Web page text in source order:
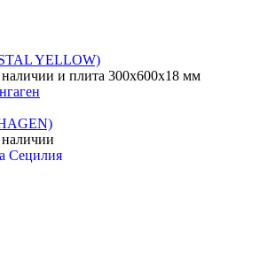
YELLOW)
и плита 300х600х18 мм